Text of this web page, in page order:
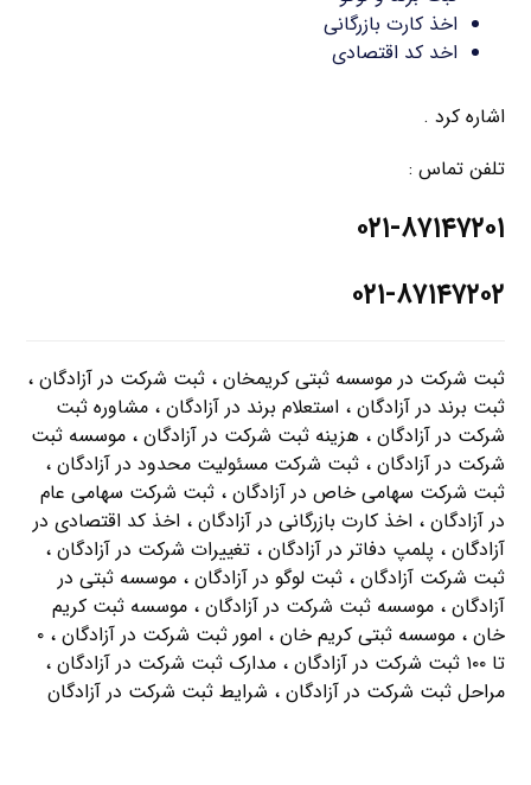
اخذ کارت بازرگانی
اخد کد اقتصادی
اشاره کرد .
تلفن تماس :
۰۲۱-۸۷۱۴۷۲۰۱
۰۲۱-۸۷۱۴۷۲۰۲
ثبت شرکت در موسسه ثبتی کریمخان ، ثبت شرکت در آزادگان ،
ثبت برند در آزادگان ، استعلام برند در آزادگان ، مشاوره ثبت
شرکت در آزادگان ، هزینه ثبت شرکت در آزادگان ، موسسه ثبت
شرکت در آزادگان ، ثبت شرکت مسئولیت محدود در آزادگان ،
ثبت شرکت سهامی خاص در آزادگان ، ثبت شرکت سهامی عام
در آزادگان ، اخذ کارت بازرگانی در آزادگان ، اخذ کد اقتصادی در
آزادگان ، پلمپ دفاتر در آزادگان ، تغییرات شرکت در آزادگان ،
ثبت شرکت آزادگان ، ثبت لوگو در آزادگان ، موسسه ثبتی در
آزادگان ، موسسه ثبت شرکت در آزادگان ، موسسه ثبت کریم
خان ، موسسه ثبتی کریم خان ، امور ثبت شرکت در آزادگان ، ۰
تا ۱۰۰ ثبت شرکت در آزادگان ، مدارک ثبت شرکت در آزادگان ،
مراحل ثبت شرکت در آزادگان ، شرایط ثبت شرکت در آزادگان